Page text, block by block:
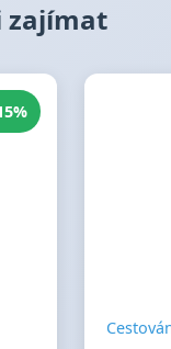
zajímat